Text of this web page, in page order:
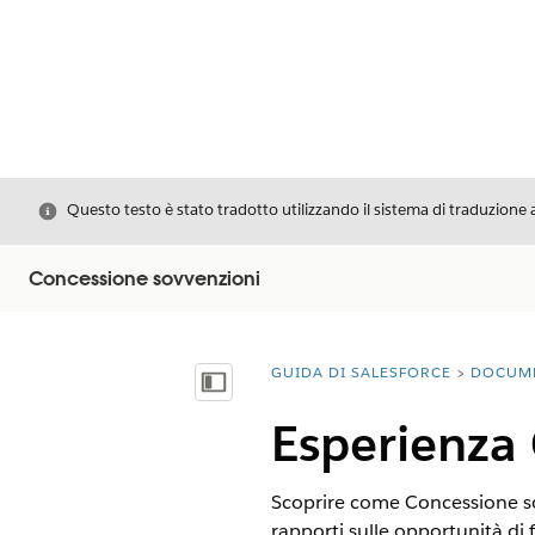
Chiudi
Questo testo è stato tradotto utilizzando il sistema di
Concessione sovvenzioni
Mostra sommario
Ti trovi qui:
GUIDA DI SALESFORCE
Scoprire come Concessione